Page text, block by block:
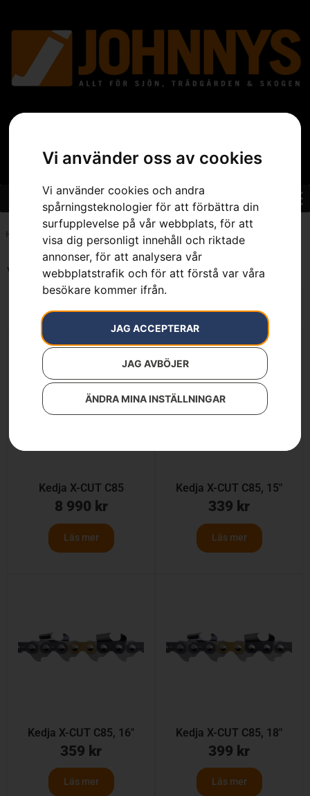
Vi använder oss av cookies
Vi använder cookies och andra
spårningsteknologier för att förbättra din
surfupplevelse på vår webbplats, för att
visa dig personligt innehåll och riktade
annonser, för att analysera vår
webbplatstrafik och för att förstå var våra
besökare kommer ifrån.
JAG ACCEPTERAR
JAG AVBÖJER
ÄNDRA MINA INSTÄLLNINGAR
Hem Sortiment » Skärutrustning » Sida 2
Visar 13–24 av 283 resultat
Kedja X-CUT C85
8 990 kr
Läs mer
Kedja X-CUT C85, 15″
339 kr
Läs mer
Kedja X-CUT C85, 16″
359 kr
Läs mer
Kedja X-CUT C85, 18″
399 kr
Läs mer